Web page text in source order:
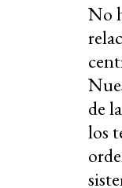
No
de
los